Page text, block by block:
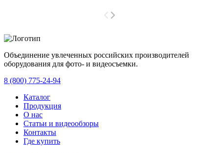
Объединение увлеченных российских производителей
оборудования для фото- и видеосъемки.
8 (800) 775-24-94
Каталог
Продукция
О нас
Статьи и видеообзоры
Контакты
Где купить